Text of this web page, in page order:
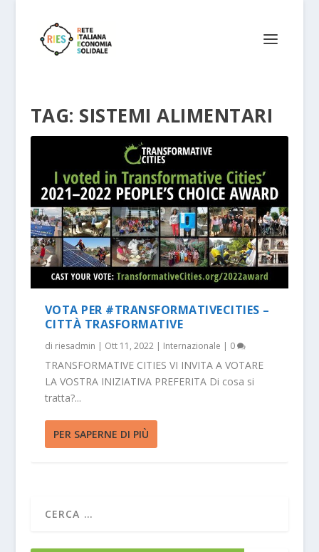
TAG: SISTEMI ALIMENTARI
VOTA PER #TRANSFORMATIVECITIES –
CITTÀ TRASFORMATIVE
di riesadmin | Ott 11, 2022| Internazionale | 0
TRANSFORMATIVE CITIES VI INVITA A VOTARE
LA VOSTRA INIZIATIVA PREFERITA Di cosa si
tratta?...
PER SAPERNE DI PIÙ